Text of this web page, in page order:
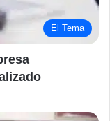
El Tema